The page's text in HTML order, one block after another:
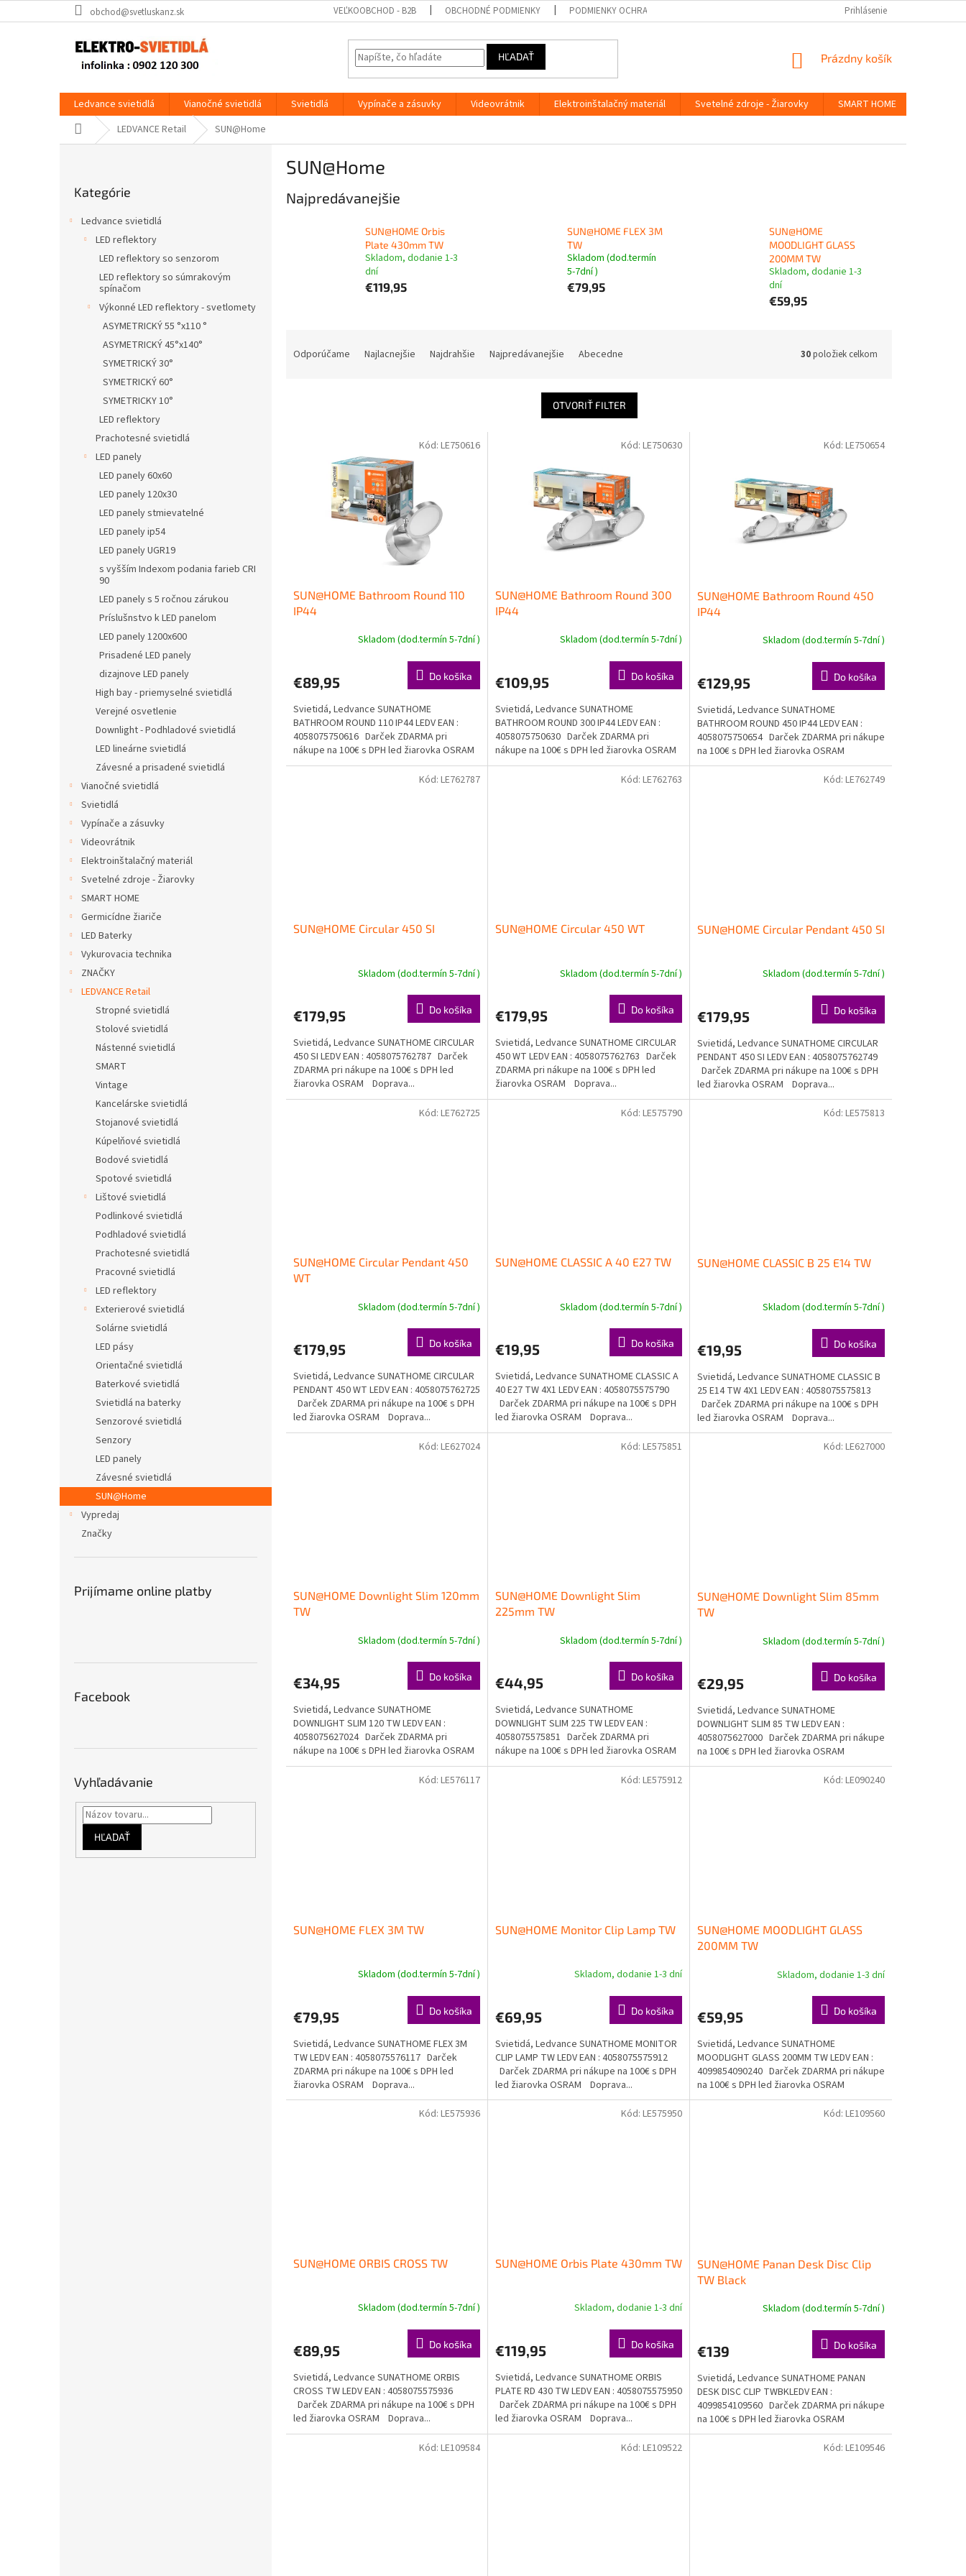
na
obchod@svetluskanz.sk VEĽKOOBCHOD - B2B OBCHODNÉ PODMIENKY PODMIENKY OCHRANY OSOBNÝCH ÚDAJOV Prihlásenie
HĽADAŤ
NÁKUPNÝ
Prázdny košík
Ledvance svietidlá Vianočné svietidlá Svietidlá Vypínače a zásuvky Videovrátnik Elektroinštalačný materiál Svetelné zdroje - Žiarovky SMART HOME
DomovLEDVANCE Retail SUN@Home
kategórie
Kategórie
Ledvance svietidlá
LED reflektory
LED reflektory so senzorom
LED reflektory so súmrakovým
spínačom
Výkonné LED reflektory - svetlomety
ASYMETRICKÝ 55 °x110 °
ASYMETRICKÝ 45°x140°
SYMETRICKÝ 30°
SYMETRICKÝ 60°
SYMETRICKY 10°
LED reflektory
Prachotesné svietidlá
LED panely
LED panely 60x60
LED panely 120x30
LED panely stmievatelné
LED panely ip54
LED panely UGR19
s vyšším Indexom podania farieb CRI
90
LED panely s 5 ročnou zárukou
Príslušnstvo k LED panelom
LED panely 1200x600
Prisadené LED panely
dizajnove LED panely
High bay - priemyselné svietidlá
Verejné osvetlenie
Downlight - Podhladové svietidlá
LED lineárne svietidlá
Závesné a prisadené svietidlá
Vianočné svietidlá
Svietidlá
Vypínače a zásuvky
Videovrátnik
Elektroinštalačný materiál
Svetelné zdroje - Žiarovky
SMART HOME
Germicídne žiariče
LED Baterky
Vykurovacia technika
ZNAČKY
LEDVANCE Retail
Stropné svietidlá
Stolové svietidlá
Nástenné svietidlá
SMART
Vintage
Kancelárske svietidlá
Stojanové svietidlá
Kúpelňové svietidlá
Bodové svietidlá
Spotové svietidlá
Lištové svietidlá
Podlinkové svietidlá
Podhladové svietidlá
Prachotesné svietidlá
Pracovné svietidlá
LED reflektory
Exterierové svietidlá
Solárne svietidlá
LED pásy
Orientačné svietidlá
Baterkové svietidlá
Svietidlá na baterky
Senzorové svietidlá
Senzory
LED panely
Závesné svietidlá
SUN@Home
Vypredaj
Značky
Prijímame online platby
Facebook
Vyhľadávanie
HĽADAŤ
SUN@Home
Najpredávanejšie
SUN@HOME Orbis
Plate 430mm TW
Skladom, dodanie 1-3
dní
€119,95
SUN@HOME FLEX 3M
TW
Skladom (dod.termín
5-7dní )
€79,95
SUN@HOME
MOODLIGHT GLASS
200MM TW
Skladom, dodanie 1-3
dní
€59,95
Odporúčame Najlacnejšie Najdrahšie Najpredávanejšie Abecedne 30položiek celkom
OTVORIŤ FILTER
SUN@HOME Bathroom Round 110
IP44
Skladom (dod.termín 5-7dní )
€89,95 Do košíka
Svietidá, Ledvance SUNATHOME
BATHROOM ROUND 110 IP44 LEDV EAN :
4058075750616 Darček ZDARMA pri
nákupe na 100€ s DPH led žiarovka OSRAM
Doprava...
Kód: LE750616
SUN@HOME Bathroom Round 300
IP44
Skladom (dod.termín 5-7dní )
€109,95 Do košíka
Svietidá, Ledvance SUNATHOME
BATHROOM ROUND 300 IP44 LEDV EAN :
4058075750630 Darček ZDARMA pri
nákupe na 100€ s DPH led žiarovka OSRAM
Doprava...
Kód: LE750630
SUN@HOME Bathroom Round 450
IP44
Skladom (dod.termín 5-7dní )
€129,95 Do košíka
Svietidá, Ledvance SUNATHOME
BATHROOM ROUND 450 IP44 LEDV EAN :
4058075750654 Darček ZDARMA pri nákupe
na 100€ s DPH led žiarovka OSRAM
Doprava...
Kód: LE750654
SUN@HOME Circular 450 SI
Skladom (dod.termín 5-7dní )
€179,95 Do košíka
Svietidá, Ledvance SUNATHOME CIRCULAR
450 SI LEDV EAN : 4058075762787 Darček
ZDARMA pri nákupe na 100€ s DPH led
žiarovka OSRAM Doprava...
Kód: LE762787
SUN@HOME Circular 450 WT
Skladom (dod.termín 5-7dní )
€179,95 Do košíka
Svietidá, Ledvance SUNATHOME CIRCULAR
450 WT LEDV EAN : 4058075762763 Darček
ZDARMA pri nákupe na 100€ s DPH led
žiarovka OSRAM Doprava...
Kód: LE762763
SUN@HOME Circular Pendant 450 SI
Skladom (dod.termín 5-7dní )
€179,95 Do košíka
Svietidá, Ledvance SUNATHOME CIRCULAR
PENDANT 450 SI LEDV EAN : 4058075762749
Darček ZDARMA pri nákupe na 100€ s DPH
led žiarovka OSRAM Doprava...
Kód: LE762749
SUN@HOME Circular Pendant 450
WT
Skladom (dod.termín 5-7dní )
€179,95 Do košíka
Svietidá, Ledvance SUNATHOME CIRCULAR
PENDANT 450 WT LEDV EAN : 4058075762725
Darček ZDARMA pri nákupe na 100€ s DPH
led žiarovka OSRAM Doprava...
Kód: LE762725
SUN@HOME CLASSIC A 40 E27 TW
Skladom (dod.termín 5-7dní )
€19,95 Do košíka
Svietidá, Ledvance SUNATHOME CLASSIC A
40 E27 TW 4X1 LEDV EAN : 4058075575790
Darček ZDARMA pri nákupe na 100€ s DPH
led žiarovka OSRAM Doprava...
Kód: LE575790
SUN@HOME CLASSIC B 25 E14 TW
Skladom (dod.termín 5-7dní )
€19,95 Do košíka
Svietidá, Ledvance SUNATHOME CLASSIC B
25 E14 TW 4X1 LEDV EAN : 4058075575813
Darček ZDARMA pri nákupe na 100€ s DPH
led žiarovka OSRAM Doprava...
Kód: LE575813
SUN@HOME Downlight Slim 120mm
TW
Skladom (dod.termín 5-7dní )
€34,95 Do košíka
Svietidá, Ledvance SUNATHOME
DOWNLIGHT SLIM 120 TW LEDV EAN :
4058075627024 Darček ZDARMA pri
nákupe na 100€ s DPH led žiarovka OSRAM
Doprava...
Kód: LE627024
SUN@HOME Downlight Slim
225mm TW
Skladom (dod.termín 5-7dní )
€44,95 Do košíka
Svietidá, Ledvance SUNATHOME
DOWNLIGHT SLIM 225 TW LEDV EAN :
4058075575851 Darček ZDARMA pri
nákupe na 100€ s DPH led žiarovka OSRAM
Doprava...
Kód: LE575851
SUN@HOME Downlight Slim 85mm
TW
Skladom (dod.termín 5-7dní )
€29,95 Do košíka
Svietidá, Ledvance SUNATHOME
DOWNLIGHT SLIM 85 TW LEDV EAN :
4058075627000 Darček ZDARMA pri nákupe
na 100€ s DPH led žiarovka OSRAM
Doprava...
Kód: LE627000
SUN@HOME FLEX 3M TW
Skladom (dod.termín 5-7dní )
€79,95 Do košíka
Svietidá, Ledvance SUNATHOME FLEX 3M
TW LEDV EAN : 4058075576117 Darček
ZDARMA pri nákupe na 100€ s DPH led
žiarovka OSRAM Doprava...
Kód: LE576117
SUN@HOME Monitor Clip Lamp TW
Skladom, dodanie 1-3 dní
€69,95 Do košíka
Svietidá, Ledvance SUNATHOME MONITOR
CLIP LAMP TW LEDV EAN : 4058075575912
Darček ZDARMA pri nákupe na 100€ s DPH
led žiarovka OSRAM Doprava...
Kód: LE575912
SUN@HOME MOODLIGHT GLASS
200MM TW
Skladom, dodanie 1-3 dní
€59,95 Do košíka
Svietidá, Ledvance SUNATHOME
MOODLIGHT GLASS 200MM TW LEDV EAN :
4099854090240 Darček ZDARMA pri nákupe
na 100€ s DPH led žiarovka OSRAM
Doprava...
Kód: LE090240
SUN@HOME ORBIS CROSS TW
Skladom (dod.termín 5-7dní )
€89,95 Do košíka
Svietidá, Ledvance SUNATHOME ORBIS
CROSS TW LEDV EAN : 4058075575936
Darček ZDARMA pri nákupe na 100€ s DPH
led žiarovka OSRAM Doprava...
Kód: LE575936
SUN@HOME Orbis Plate 430mm TW
Skladom, dodanie 1-3 dní
€119,95 Do košíka
Svietidá, Ledvance SUNATHOME ORBIS
PLATE RD 430 TW LEDV EAN : 4058075575950
Darček ZDARMA pri nákupe na 100€ s DPH
led žiarovka OSRAM Doprava...
Kód: LE575950
SUN@HOME Panan Desk Disc Clip
TW Black
Skladom (dod.termín 5-7dní )
€139 Do košíka
Svietidá, Ledvance SUNATHOME PANAN
DESK DISC CLIP TWBKLEDV EAN :
4099854109560 Darček ZDARMA pri nákupe
na 100€ s DPH led žiarovka OSRAM
Doprava...
Kód: LE109560
Kód: LE109584 Kód: LE109522 Kód: LE109546